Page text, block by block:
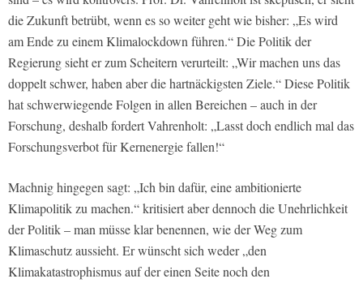
die Zukunft betrübt, wenn es so weiter geht wie bisher: „Es wird
am Ende zu einem Klimalockdown führen.“ Die Politik der
Regierung sieht er zum Scheitern verurteilt: „Wir machen uns das
doppelt schwer, haben aber die hartnäckigsten Ziele.“ Diese Politik
hat schwerwiegende Folgen in allen Bereichen – auch in der
Forschung, deshalb fordert Vahrenholt: „Lasst doch endlich mal das
Forschungsverbot für Kernenergie fallen!“
Machnig hingegen sagt: „Ich bin dafür, eine ambitionierte
Klimapolitik zu machen.“ kritisiert aber dennoch die Unehrlichkeit
der Politik – man müsse klar benennen, wie der Weg zum
Klimaschutz aussieht. Er wünscht sich weder „den
Klimakatastrophismus auf der einen Seite noch den